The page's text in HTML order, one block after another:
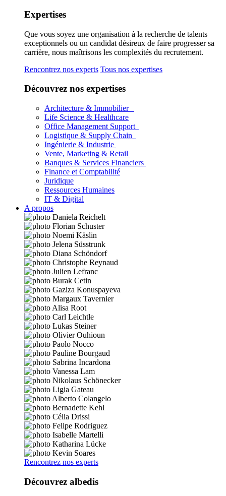
Expertises
Que vous soyez une organisation à la recherche de talents
exceptionnels ou un candidat désireux de faire progresser sa
carrière, nous maîtrisons les complexités du recrutement.
Rencontrez nos experts Tous nos expertises
Découvrez nos expertises
Architecture & Immobilier
Life Science & Healthcare
Office Management Support
Logistique & Supply Chain
Ingénierie & Industrie
Vente, Marketing & Retail
Banques & Services Financiers
Finance et Comptabilité
Juridique
Ressources Humaines
IT & Digital
A propos
Rencontrez nos experts
Découvrez albedis